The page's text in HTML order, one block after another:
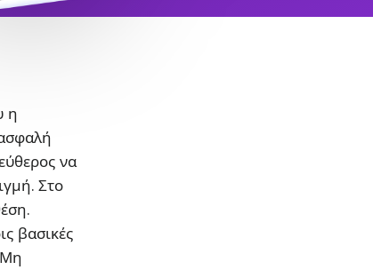
η
να
Στο
βασικές
Μη